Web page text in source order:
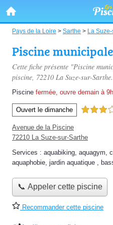
Pays de la Loire > Sarthe > La
Piscine municipale
Cette fiche présente "Piscine
piscine, 72210 La Suze-sur-Sarthe.
Piscine fermée, ouvre demain à 9h
Ouvert le dimanche 3,0 étoiles
Avenue de la Piscine
72210 La Suze-sur-Sarthe
Services : aquabiking, aquagym,
aquaphobie, jardin aquatique ,
📞 Appeler cette piscine
Recommander cette piscine